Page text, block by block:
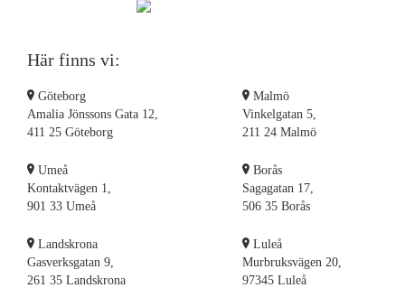
Här finns vi:
Göteborg
Amalia Jönssons Gata 12,
411 25 Göteborg
Malmö
Vinkelgatan 5,
211 24 Malmö
Umeå
Kontaktvägen 1,
901 33 Umeå
Borås
Sagagatan 17,
506 35 Borås
Landskrona
Gasverksgatan 9,
261 35 Landskrona
Luleå
Murbruksvägen 20,
97345 Luleå